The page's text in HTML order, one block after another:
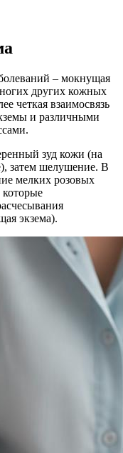
– мокнущая
других кожных
четкая взаимосвязь
и различными
зуд кожи (на
затем шелушение. В
мелких розовых
экзема).